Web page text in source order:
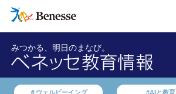
みつかる、明日のまなび。
＃ウェルビーイング #AIと教育